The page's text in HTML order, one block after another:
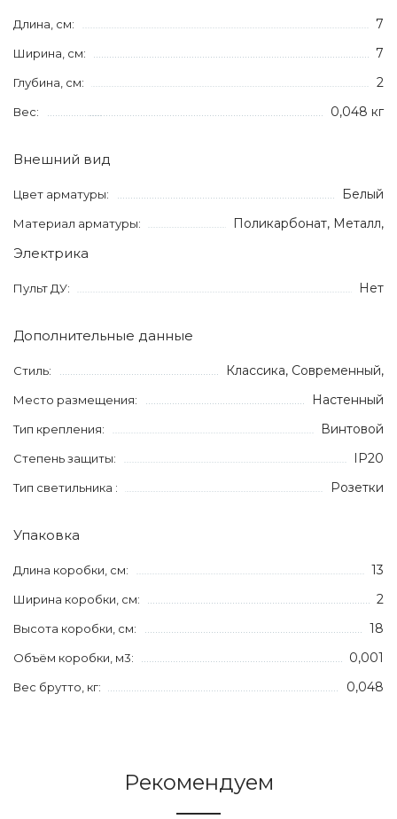
Длина, см: 7
Ширина, см: 7
Глубина, см: 2
Вес: 0,048 кг
Внешний вид
Цвет арматуры: Белый
Материал арматуры: Поликарбонат, Металл,
Электрика
Пульт ДУ: Нет
Дополнительные данные
Стиль: Классика, Современный,
Место размещения: Настенный
Тип крепления: Винтовой
Степень защиты: IP20
Тип светильника : Розетки
Упаковка
Длина коробки, см: 13
Ширина коробки, см: 2
Высота коробки, см: 18
Объём коробки, м3: 0,001
Вес брутто, кг: 0,048
Рекомендуем